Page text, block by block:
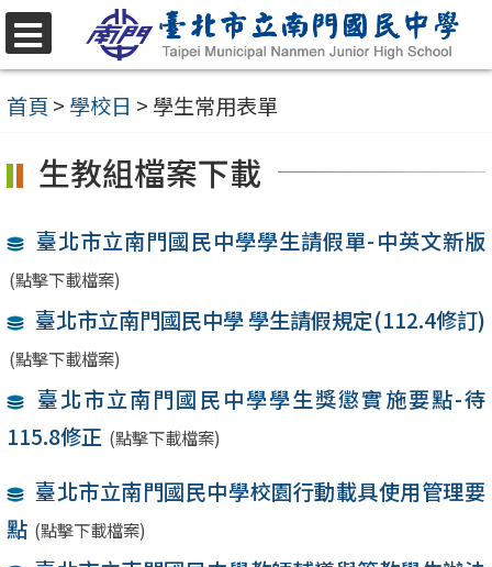
跳
至
主
內
區
選
單
首頁 > 學校日 > 學生常用表單
生教組檔案下載
臺北市立南門國民中學學生請假單-中英文新版
(點擊下載檔案)
臺北市立南門國民中學 學生請假規定(112.4修訂)
(點擊下載檔案)
臺北市立南門國民中學學生獎懲實施要點-待
115.8修正 (點擊下載檔案)
臺北市立南門國民中學校園行動載具使用管理要
點 (點擊下載檔案)